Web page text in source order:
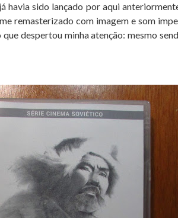
sido lançado por aqui
remasterizado com imagem e som
despertou minha atenção: mesmo